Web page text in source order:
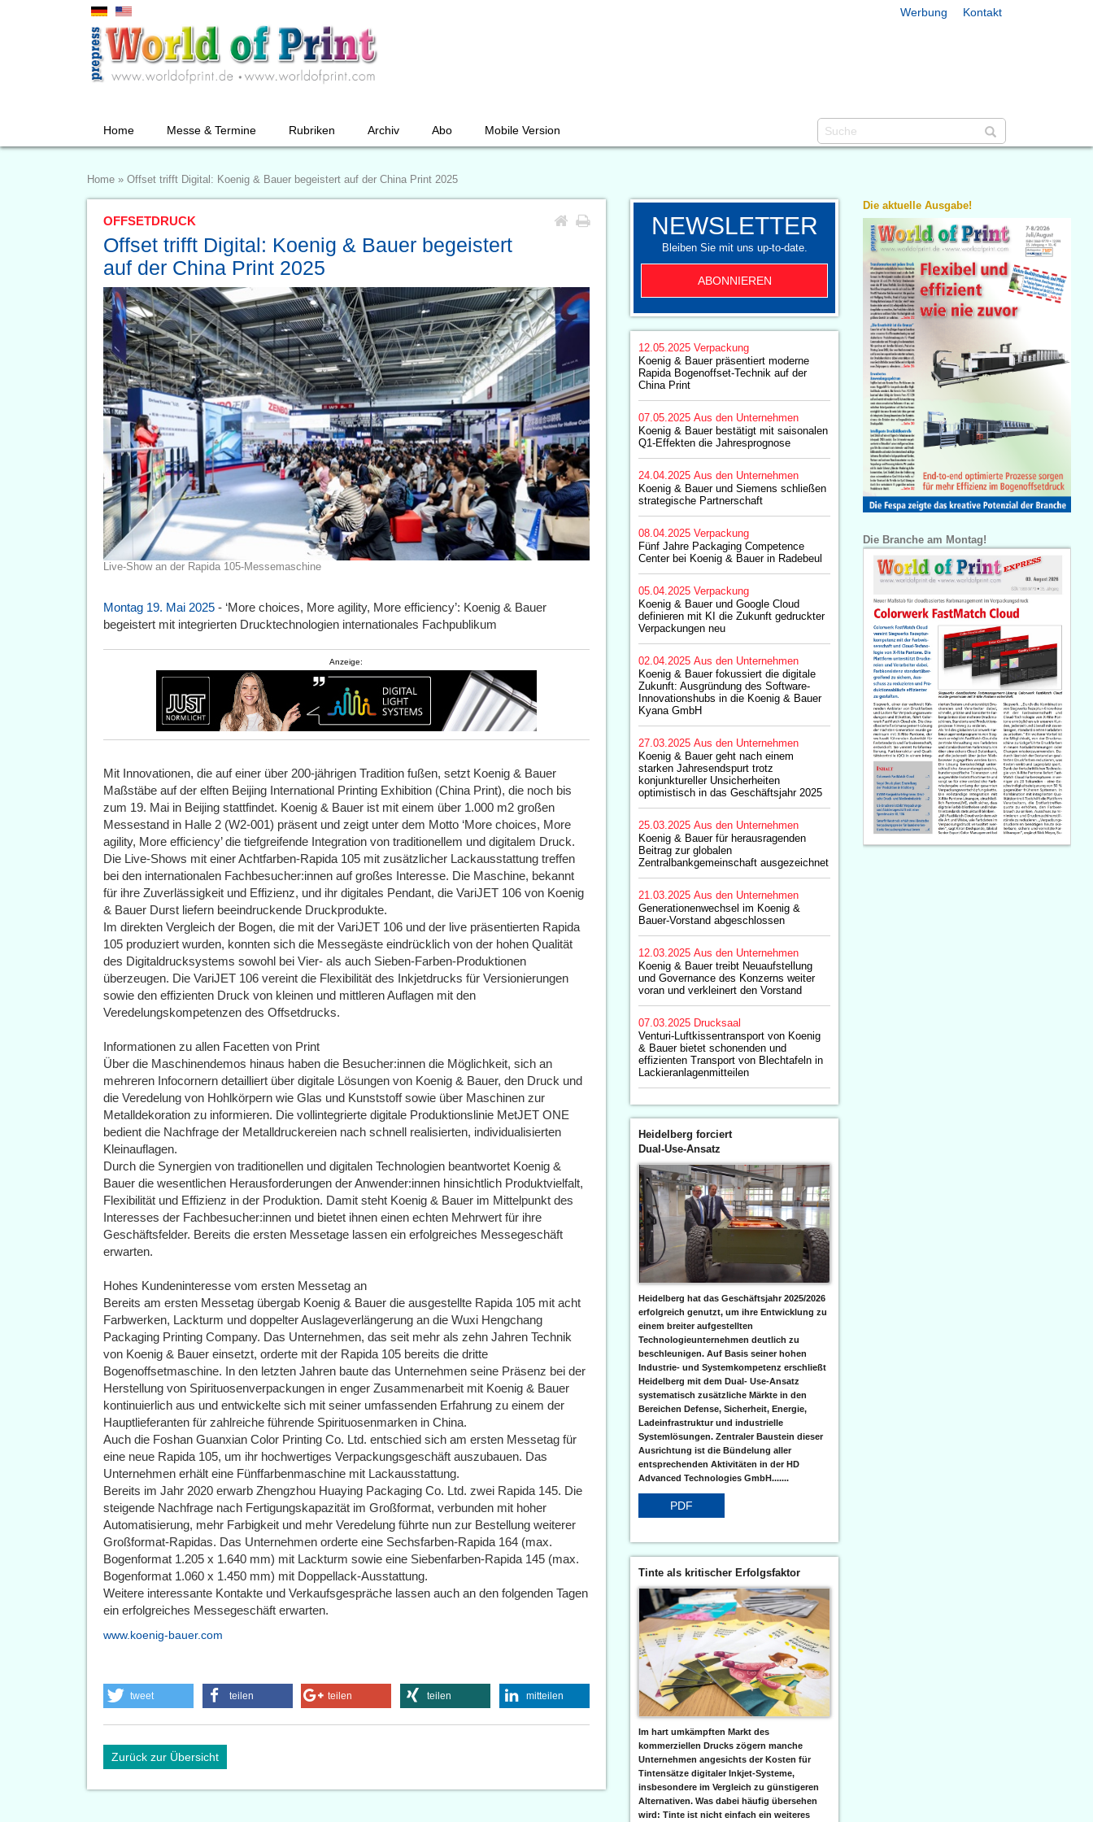
Werbung Kontakt
Home Messe & Termine Rubriken Archiv Abo Mobile Version
Home » Offset trifft Digital: Koenig & Bauer begeistert auf der China Print 2025
OFFSETDRUCK
Offset trifft Digital: Koenig & Bauer begeistert
auf der China Print 2025
Live-Show an der Rapida 105-Messemaschine
Montag 19. Mai 2025 - ‘More choices, More agility, More efficiency’: Koenig & Bauer
begeistert mit integrierten Drucktechnologien internationales Fachpublikum
Anzeige:
Mit Innovationen, die auf einer über 200-jährigen Tradition fußen, setzt Koenig & Bauer
Maßstäbe auf der elften Beijing International Printing Exhibition (China Print), die noch bis
zum 19. Mai in Beijing stattfindet. Koenig & Bauer ist mit einem über 1.000 m2 großen
Messestand in Halle 2 (W2-001) präsent und zeigt unter dem Motto ‘More choices, More
agility, More efficiency’ die tiefgreifende Integration von traditionellem und digitalem Druck.
Die Live-Shows mit einer Achtfarben-Rapida 105 mit zusätzlicher Lackausstattung treffen
bei den internationalen Fachbesucher:innen auf großes Interesse. Die Maschine, bekannt
für ihre Zuverlässigkeit und Effizienz, und ihr digitales Pendant, die VariJET 106 von Koenig
& Bauer Durst liefern beeindruckende Druckprodukte.
Im direkten Vergleich der Bogen, die mit der VariJET 106 und der live präsentierten Rapida
105 produziert wurden, konnten sich die Messegäste eindrücklich von der hohen Qualität
des Digitaldrucksystems sowohl bei Vier- als auch Sieben-Farben-Produktionen
überzeugen. Die VariJET 106 vereint die Flexibilität des Inkjetdrucks für Versionierungen
sowie den effizienten Druck von kleinen und mittleren Auflagen mit den
Veredelungskompetenzen des Offsetdrucks.
Informationen zu allen Facetten von Print
Über die Maschinendemos hinaus haben die Besucher:innen die Möglichkeit, sich an
mehreren Infocornern detailliert über digitale Lösungen von Koenig & Bauer, den Druck und
die Veredelung von Hohlkörpern wie Glas und Kunststoff sowie über Maschinen zur
Metalldekoration zu informieren. Die vollintegrierte digitale Produktionslinie MetJET ONE
bedient die Nachfrage der Metalldruckereien nach schnell realisierten, individualisierten
Kleinauflagen.
Durch die Synergien von traditionellen und digitalen Technologien beantwortet Koenig &
Bauer die wesentlichen Herausforderungen der Anwender:innen hinsichtlich Produktvielfalt,
Flexibilität und Effizienz in der Produktion. Damit steht Koenig & Bauer im Mittelpunkt des
Interesses der Fachbesucher:innen und bietet ihnen einen echten Mehrwert für ihre
Geschäftsfelder. Bereits die ersten Messetage lassen ein erfolgreiches Messegeschäft
erwarten.
Hohes Kundeninteresse vom ersten Messetag an
Bereits am ersten Messetag übergab Koenig & Bauer die ausgestellte Rapida 105 mit acht
Farbwerken, Lackturm und doppelter Auslageverlängerung an die Wuxi Hengchang
Packaging Printing Company. Das Unternehmen, das seit mehr als zehn Jahren Technik
von Koenig & Bauer einsetzt, orderte mit der Rapida 105 bereits die dritte
Bogenoffsetmaschine. In den letzten Jahren baute das Unternehmen seine Präsenz bei der
Herstellung von Spirituosenverpackungen in enger Zusammenarbeit mit Koenig & Bauer
kontinuierlich aus und entwickelte sich mit seiner umfassenden Erfahrung zu einem der
Hauptlieferanten für zahlreiche führende Spirituosenmarken in China.
Auch die Foshan Guanxian Color Printing Co. Ltd. entschied sich am ersten Messetag für
eine neue Rapida 105, um ihr hochwertiges Verpackungsgeschäft auszubauen. Das
Unternehmen erhält eine Fünffarbenmaschine mit Lackausstattung.
Bereits im Jahr 2020 erwarb Zhengzhou Huaying Packaging Co. Ltd. zwei Rapida 145. Die
steigende Nachfrage nach Fertigungskapazität im Großformat, verbunden mit hoher
Automatisierung, mehr Farbigkeit und mehr Veredelung führte nun zur Bestellung weiterer
Großformat-Rapidas. Das Unternehmen orderte eine Sechsfarben-Rapida 164 (max.
Bogenformat 1.205 x 1.640 mm) mit Lackturm sowie eine Siebenfarben-Rapida 145 (max.
Bogenformat 1.060 x 1.450 mm) mit Doppellack-Ausstattung.
Weitere interessante Kontakte und Verkaufsgespräche lassen auch an den folgenden Tagen
ein erfolgreiches Messegeschäft erwarten.
www.koenig-bauer.com
tweet teilen teilen teilen mitteilen
Zurück zur Übersicht
NEWSLETTER
Bleiben Sie mit uns up-to-date.
ABONNIEREN
12.05.2025 Verpackung
Koenig & Bauer präsentiert moderne
Rapida Bogenoffset-Technik auf der
China Print
07.05.2025 Aus den Unternehmen
Koenig & Bauer bestätigt mit saisonalen
Q1-Effekten die Jahresprognose
24.04.2025 Aus den Unternehmen
Koenig & Bauer und Siemens schließen
strategische Partnerschaft
08.04.2025 Verpackung
Fünf Jahre Packaging Competence
Center bei Koenig & Bauer in Radebeul
05.04.2025 Verpackung
Koenig & Bauer und Google Cloud
definieren mit KI die Zukunft gedruckter
Verpackungen neu
02.04.2025 Aus den Unternehmen
Koenig & Bauer fokussiert die digitale
Zukunft: Ausgründung des Software-
Innovationshubs in die Koenig & Bauer
Kyana GmbH
27.03.2025 Aus den Unternehmen
Koenig & Bauer geht nach einem
starken Jahresendspurt trotz
konjunktureller Unsicherheiten
optimistisch in das Geschäftsjahr 2025
25.03.2025 Aus den Unternehmen
Koenig & Bauer für herausragenden
Beitrag zur globalen
Zentralbankgemeinschaft ausgezeichnet
21.03.2025 Aus den Unternehmen
Generationenwechsel im Koenig &
Bauer-Vorstand abgeschlossen
12.03.2025 Aus den Unternehmen
Koenig & Bauer treibt Neuaufstellung
und Governance des Konzerns weiter
voran und verkleinert den Vorstand
07.03.2025 Drucksaal
Venturi-Luftkissentransport von Koenig
& Bauer bietet schonenden und
effizienten Transport von Blechtafeln in
Lackieranlagenmitteilen
Heidelberg forciert
Dual-Use-Ansatz
Heidelberg hat das Geschäftsjahr 2025/2026
erfolgreich genutzt, um ihre Entwicklung zu
einem breiter aufgestellten
Technologieunternehmen deutlich zu
beschleunigen. Auf Basis seiner hohen
Industrie- und Systemkompetenz erschließt
Heidelberg mit dem Dual- Use-Ansatz
systematisch zusätzliche Märkte in den
Bereichen Defense, Sicherheit, Energie,
Ladeinfrastruktur und industrielle
Systemlösungen. Zentraler Baustein dieser
Ausrichtung ist die Bündelung aller
entsprechenden Aktivitäten in der HD
Advanced Technologies GmbH.......
PDF
Tinte als kritischer Erfolgsfaktor
Im hart umkämpften Markt des
kommerziellen Drucks zögern manche
Unternehmen angesichts der Kosten für
Tintensätze digitaler Inkjet-Systeme,
insbesondere im Vergleich zu günstigeren
Alternativen. Was dabei häufig übersehen
wird: Tinte ist nicht einfach ein weiteres
Die aktuelle Ausgabe!
Die Branche am Montag!